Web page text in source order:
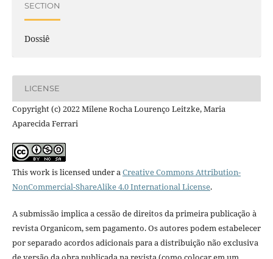
SECTION
Dossiê
LICENSE
Copyright (c) 2022 Milene Rocha Lourenço Leitzke, Maria
Aparecida Ferrari
This work is licensed under aCreative Commons Attribution-
NonCommercial-ShareAlike 4.0 International License.
A submissão implica a cessão de direitos da primeira publicação à
revista Organicom, sem pagamento. Os autores podem estabelecer
por separado acordos adicionais para a distribuição não exclusiva